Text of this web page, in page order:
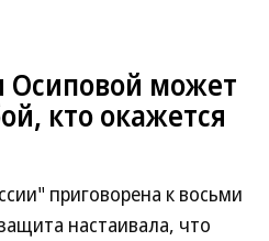
Осиповой может
кто окажется
приговорена к восьми
настаивала, что